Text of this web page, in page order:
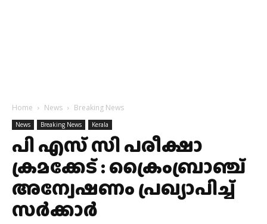
Home News Breaking News
News Breaking News Kerala
പി എസ് സി പരീക്ഷാ
ക്രമക്കേട് : ക്രൈംബ്രാഞ്ച്
അന്വേഷണം പ്രഖ്യാപിച്ച്
സർക്കാർ